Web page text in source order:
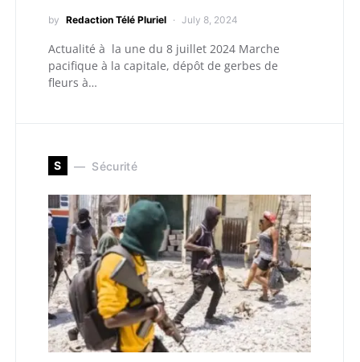
by Redaction Télé Pluriel July 8, 2024
Actualité à la une du 8 juillet 2024 Marche
pacifique à la capitale, dépôt de gerbes de
fleurs à…
S Sécurité